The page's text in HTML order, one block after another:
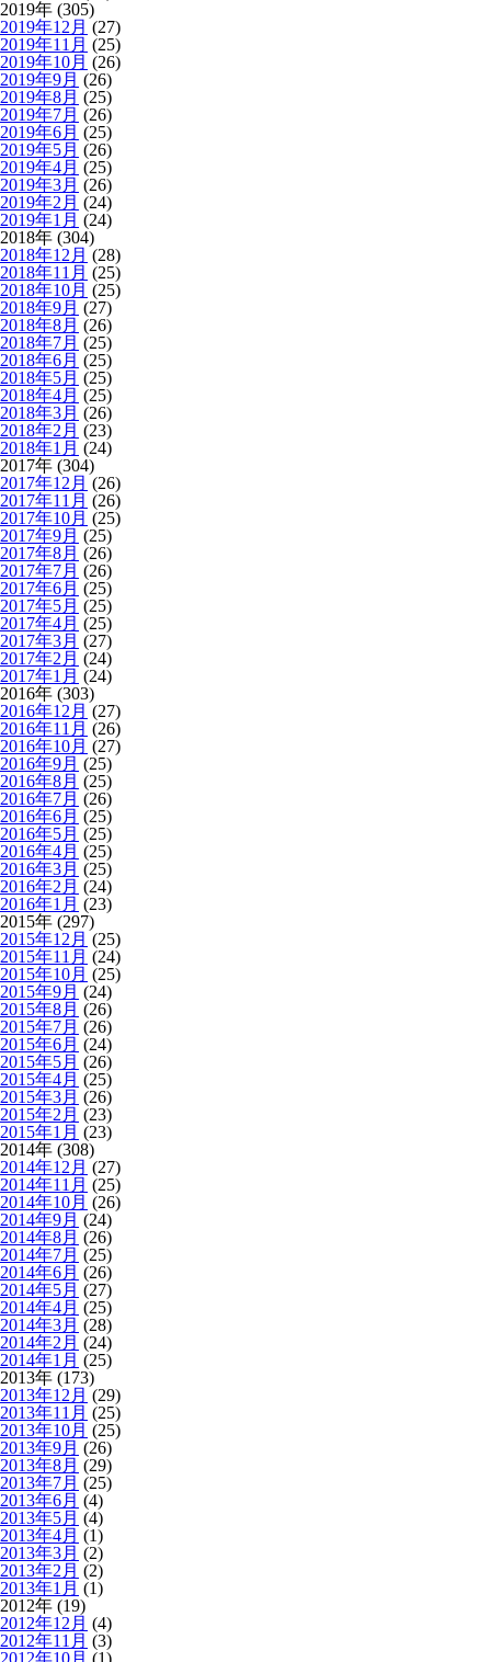
2019年 (305)
2019年12月 (27)
2019年11月 (25)
2019年10月 (26)
2019年9月 (26)
2019年8月 (25)
2019年7月 (26)
2019年6月 (25)
2019年5月 (26)
2019年4月 (25)
2019年3月 (26)
2019年2月 (24)
2019年1月 (24)
2018年 (304)
2018年12月 (28)
2018年11月 (25)
2018年10月 (25)
2018年9月 (27)
2018年8月 (26)
2018年7月 (25)
2018年6月 (25)
2018年5月 (25)
2018年4月 (25)
2018年3月 (26)
2018年2月 (23)
2018年1月 (24)
2017年 (304)
2017年12月 (26)
2017年11月 (26)
2017年10月 (25)
2017年9月 (25)
2017年8月 (26)
2017年7月 (26)
2017年6月 (25)
2017年5月 (25)
2017年4月 (25)
2017年3月 (27)
2017年2月 (24)
2017年1月 (24)
2016年 (303)
2016年12月 (27)
2016年11月 (26)
2016年10月 (27)
2016年9月 (25)
2016年8月 (25)
2016年7月 (26)
2016年6月 (25)
2016年5月 (25)
2016年4月 (25)
2016年3月 (25)
2016年2月 (24)
2016年1月 (23)
2015年 (297)
2015年12月 (25)
2015年11月 (24)
2015年10月 (25)
2015年9月 (24)
2015年8月 (26)
2015年7月 (26)
2015年6月 (24)
2015年5月 (26)
2015年4月 (25)
2015年3月 (26)
2015年2月 (23)
2015年1月 (23)
2014年 (308)
2014年12月 (27)
2014年11月 (25)
2014年10月 (26)
2014年9月 (24)
2014年8月 (26)
2014年7月 (25)
2014年6月 (26)
2014年5月 (27)
2014年4月 (25)
2014年3月 (28)
2014年2月 (24)
2014年1月 (25)
2013年 (173)
2013年12月 (29)
2013年11月 (25)
2013年10月 (25)
2013年9月 (26)
2013年8月 (29)
2013年7月 (25)
2013年6月 (4)
2013年5月 (4)
2013年4月 (1)
2013年3月 (2)
2013年2月 (2)
2013年1月 (1)
2012年 (19)
2012年12月 (4)
2012年11月 (3)
2012年10月 (1)